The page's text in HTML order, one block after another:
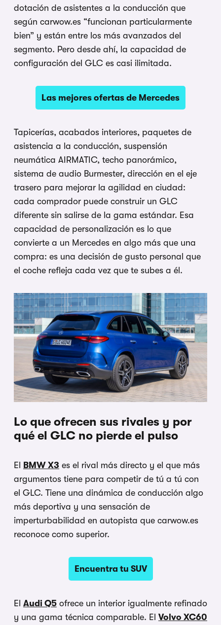
dotación de asistentes a la conducción que
según carwow.es “funcionan particularmente
bien” y están entre los más avanzados del
segmento. Pero desde ahí, la capacidad de
configuración del GLC es casi ilimitada.
Las mejores ofertas de Mercedes
Tapicerías, acabados interiores, paquetes de
asistencia a la conducción, suspensión
neumática AIRMATIC, techo panorámico,
sistema de audio Burmester, dirección en el eje
trasero para mejorar la agilidad en ciudad:
cada comprador puede construir un GLC
diferente sin salirse de la gama estándar. Esa
capacidad de personalización es lo que
convierte a un Mercedes en algo más que una
compra: es una decisión de gusto personal que
el coche refleja cada vez que te subes a él.
Lo que ofrecen sus rivales y por
qué el GLC no pierde el pulso
El BMW X3 es el rival más directo y el que más
argumentos tiene para competir de tú a tú con
el GLC. Tiene una dinámica de conducción algo
más deportiva y una sensación de
imperturbabilidad en autopista que carwow.es
reconoce como superior.
Encuentra tu SUV
El Audi Q5 ofrece un interior igualmente refinado
y una gama técnica comparable. El Volvo XC60